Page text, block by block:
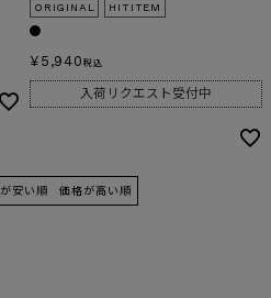
ORIGINAL HITITEM
¥ 5,940 税込
入荷リクエスト受付中
安い順 価格が高い順